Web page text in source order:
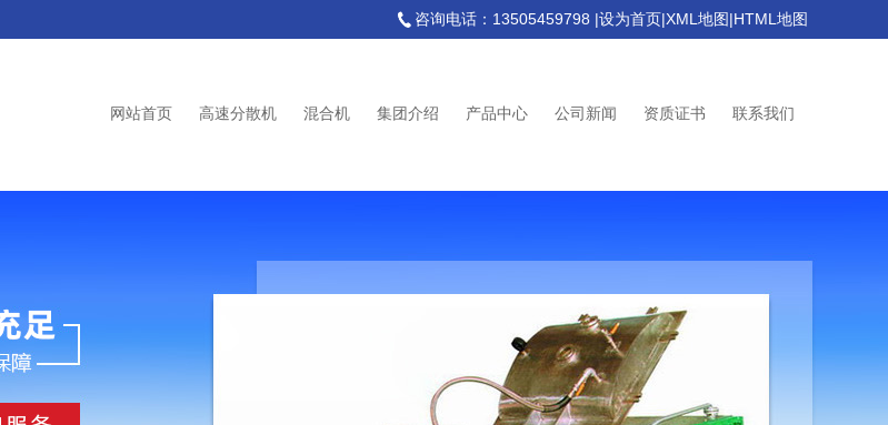
咨询电话：13505459798 |设为首页|XML地图|HTML地图
网站首页 高速分散机 混合机 集团介绍 产品中心 公司新闻 资质证书 联系我们